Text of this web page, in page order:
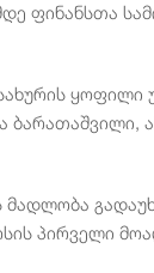
ფინანსთა
ყოფილი
ბარათაშვილი,
პირველი